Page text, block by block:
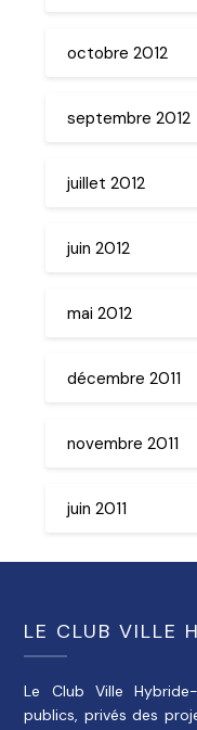
octobre 2012
septembre 2012
juillet 2012
juin 2012
mai 2012
décembre 2011
novembre 2011
juin 2011
LE CLUB VILLE
Le Club Ville
publics, privés des